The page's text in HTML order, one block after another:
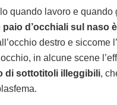
quando lavoro e
paio d’occhiali sul naso
destro e siccome
in alcune scene
di sottotitoli illeggibili,